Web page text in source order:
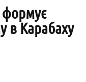
в Карабаху